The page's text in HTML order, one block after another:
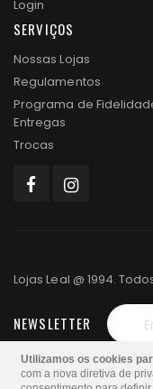
Utilizamos os cookies
com a nova diretiva de
Login
SERVIÇOS
Nossas Lojas
Regulamentos
Programa de
Entregas
Trocas
Lojas Leal @ 1994.
NEWSLETTER
se